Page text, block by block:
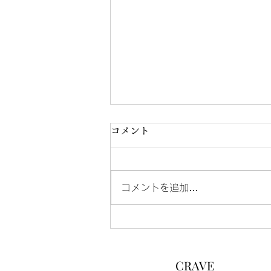
浜浦彩乃出演 絵本朗読
コメント
コメントを追加…
CRAVE